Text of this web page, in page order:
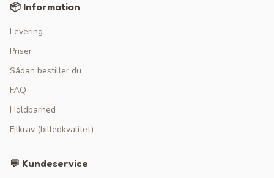
📦 Information
Levering
Priser
Sådan bestiller du
FAQ
Holdbarhed
Filkrav (billedkvalitet)
💬 Kundeservice